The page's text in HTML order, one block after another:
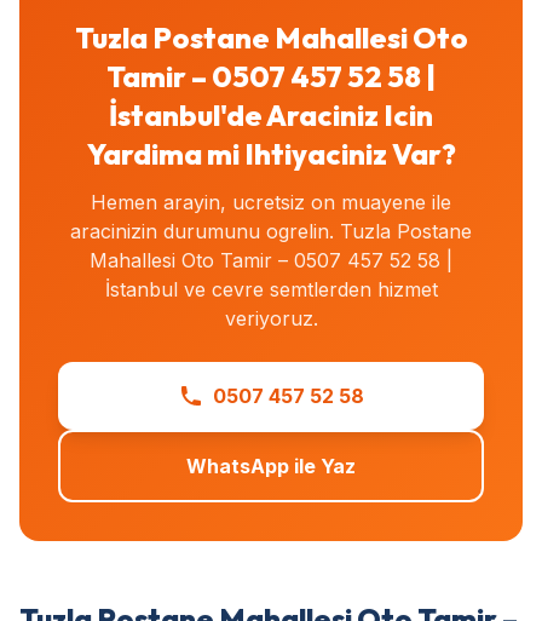
Tuzla Postane Mahallesi Oto
Tamir – 0507 457 52 58 |
İstanbul'de Araciniz Icin
Yardima mi Ihtiyaciniz Var?
Hemen arayin, ucretsiz on muayene ile
aracinizin durumunu ogrelin. Tuzla Postane
Mahallesi Oto Tamir – 0507 457 52 58 |
İstanbul ve cevre semtlerden hizmet
veriyoruz.
0507 457 52 58
WhatsApp ile Yaz